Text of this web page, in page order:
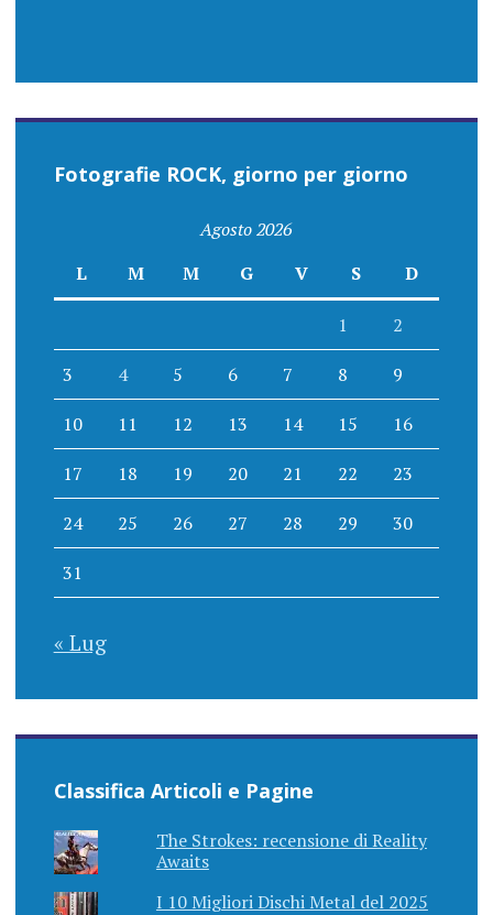
Fotografie ROCK, giorno per giorno
Agosto 2026
L
M M G V S D
1 2
3 4 5 6 7 8 9
10 11 12 13 14 15 16
17 18 19 20 21 22 23
24 25 26 27 28 29 30
31
« Lug
Classifica Articoli e Pagine
The Strokes: recensione di Reality
Awaits
I 10 Migliori Dischi Metal del 2025